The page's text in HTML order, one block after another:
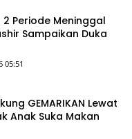
2 Periode Meninggal
Sampaikan Duka
05:51
Lewat
Anak Suka Makan